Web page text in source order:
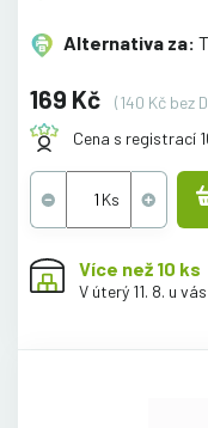
Alternativa za:
169 Kč
(140 Kč bez
Cena s registrací
Více než 10 ks
V úterý 11. 8. u vás